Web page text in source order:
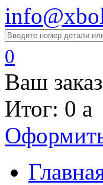
0
Ваш заказ
Итог: 0 a